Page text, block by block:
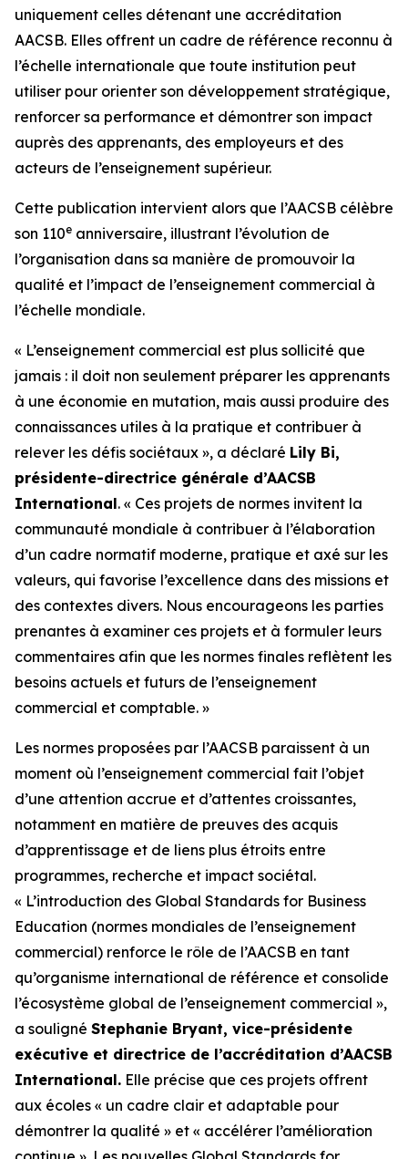
uniquement celles détenant une accréditation
AACSB. Elles offrent un cadre de référence reconnu à
l’échelle internationale que toute institution peut
utiliser pour orienter son développement stratégique,
renforcer sa performance et démontrer son impact
auprès des apprenants, des employeurs et des
acteurs de l’enseignement supérieur.
Cette publication intervient alors que l’AACSB célèbre
son 110e anniversaire, illustrant l’évolution de
l’organisation dans sa manière de promouvoir la
qualité et l’impact de l’enseignement commercial à
l’échelle mondiale.
« L’enseignement commercial est plus sollicité que
jamais : il doit non seulement préparer les apprenants
à une économie en mutation, mais aussi produire des
connaissances utiles à la pratique et contribuer à
relever les défis sociétaux », a déclaré Lily Bi,
présidente-directrice générale d’AACSB
International. « Ces projets de normes invitent la
communauté mondiale à contribuer à l’élaboration
d’un cadre normatif moderne, pratique et axé sur les
valeurs, qui favorise l’excellence dans des missions et
des contextes divers. Nous encourageons les parties
prenantes à examiner ces projets et à formuler leurs
commentaires afin que les normes finales reflètent les
besoins actuels et futurs de l’enseignement
commercial et comptable. »
Les normes proposées par l’AACSB paraissent à un
moment où l’enseignement commercial fait l’objet
d’une attention accrue et d’attentes croissantes,
notamment en matière de preuves des acquis
d’apprentissage et de liens plus étroits entre
programmes, recherche et impact sociétal.
« L’introduction des Global Standards for Business
Education (normes mondiales de l’enseignement
commercial) renforce le rôle de l’AACSB en tant
qu’organisme international de référence et consolide
l’écosystème global de l’enseignement commercial »,
a souligné Stephanie Bryant, vice-présidente
exécutive et directrice de l’accréditation d’AACSB
International. Elle précise que ces projets offrent
aux écoles « un cadre clair et adaptable pour
démontrer la qualité » et « accélérer l’amélioration